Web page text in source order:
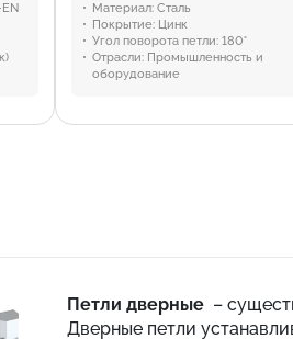
Материал: Сталь
Покрытие: Цинк
Угол поворота петли: 180°
Отрасли: Промышленность и
оборудование
Петли дверные –
Дверные петли